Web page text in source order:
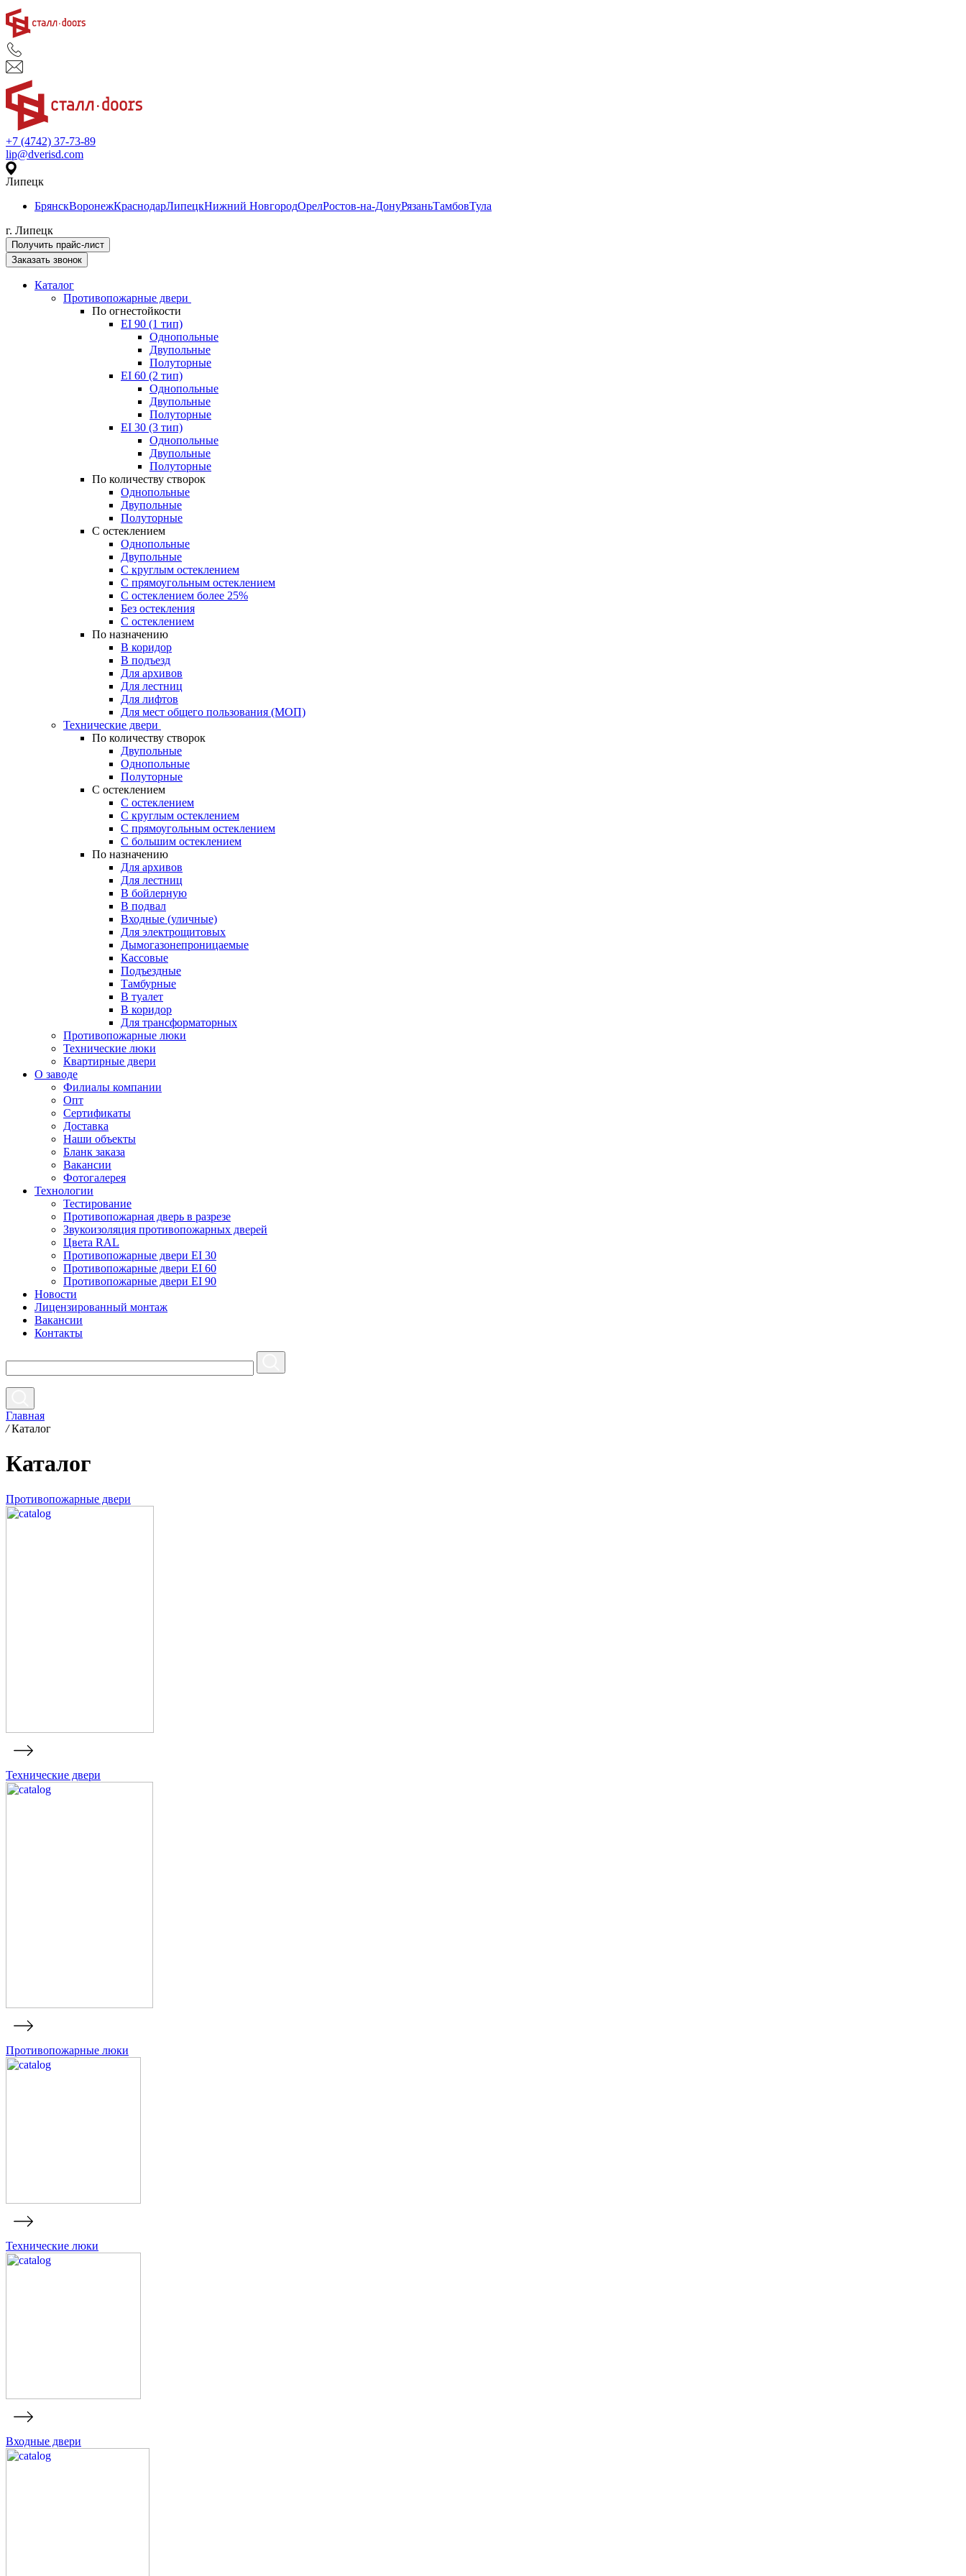
+7 (4742) 37-73-89
lip@dverisd.com
Липецк
БрянскВоронежКраснодарЛипецкНижний НовгородОрелРостов-на-ДонуРязаньТамбовТула
г. Липецк
Получить прайс-лист
Заказать звонок
Каталог
Противопожарные двери
По огнестойкости
EI 90 (1 тип)
Однопольные
Двупольные
Полуторные
EI 60 (2 тип)
Однопольные
Двупольные
Полуторные
EI 30 (3 тип)
Однопольные
Двупольные
Полуторные
По количеству створок
Однопольные
Двупольные
Полуторные
С остеклением
Однопольные
Двупольные
С круглым остеклением
С прямоугольным остеклением
С остеклением более 25%
Без остекления
С остеклением
По назначению
В коридор
В подъезд
Для архивов
Для лестниц
Для лифтов
Для мест общего пользования (МОП)
Технические двери
По количеству створок
Двупольные
Однопольные
Полуторные
С остеклением
С остеклением
С круглым остеклением
С прямоугольным остеклением
С большим остеклением
По назначению
Для архивов
Для лестниц
В бойлерную
В подвал
Входные (уличные)
Для электрощитовых
Дымогазонепроницаемые
Кассовые
Подъездные
Тамбурные
В туалет
В коридор
Для трансформаторных
Противопожарные люки
Технические люки
Квартирные двери
О заводе
Филиалы компании
Опт
Сертификаты
Доставка
Наши объекты
Бланк заказа
Вакансии
Фотогалерея
Технологии
Тестирование
Противопожарная дверь в разрезе
Звукоизоляция противопожарных дверей
Цвета RAL
Противопожарные двери EI 30
Противопожарные двери EI 60
Противопожарные двери EI 90
Новости
Лицензированный монтаж
Вакансии
Контакты
Главная
/ Каталог
Каталог
Противопожарные двери
Технические двери
Противопожарные люки
Технические люки
Входные двери